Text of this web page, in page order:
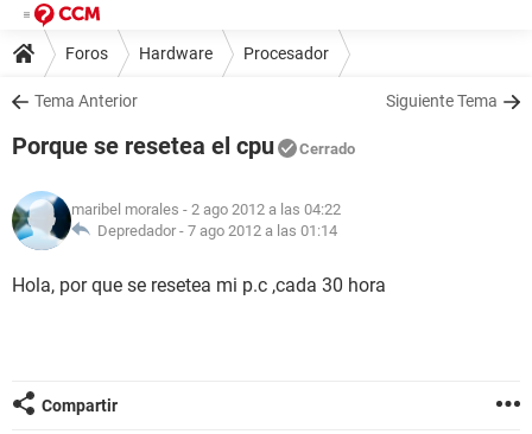
Foros Hardware Procesador
Tema Anterior Siguiente Tema
Porque se resetea el cpu Cerrado
maribel morales - 2 ago 2012 a las 04:22
Depredador - 7 ago 2012 a las 01:14
Hola, por que se resetea mi p.c ,cada 30 hora
Compartir